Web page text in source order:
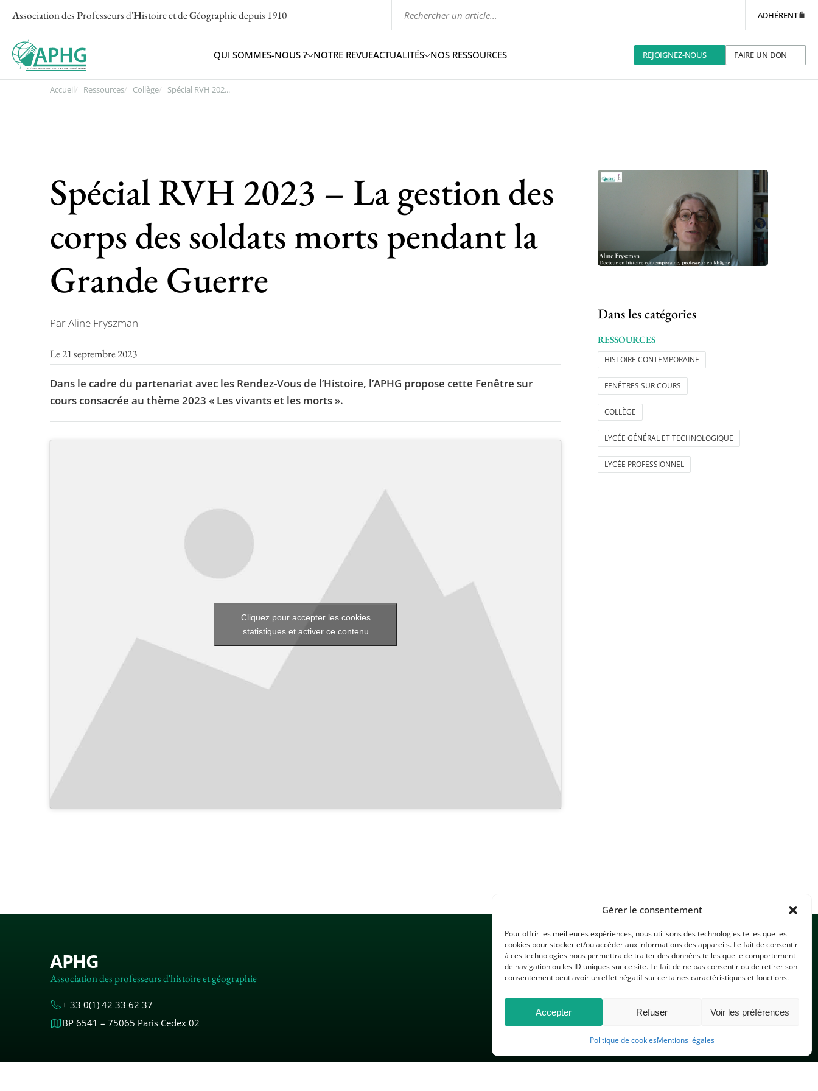
Gérer le consentement
Pour offrir les meilleures expériences, nous utilisons des technologies telles que les
cookies pour stocker et/ou accéder aux informations des appareils. Le fait de consentir
à ces technologies nous permettra de traiter des données telles que le comportement
de navigation ou les ID uniques sur ce site. Le fait de ne pas consentir ou de retirer son
consentement peut avoir un effet négatif sur certaines caractéristiques et fonctions.
Accepter Refuser Voir les préférences
Politique de cookiesMentions légales
Association desProfesseurs d'Histoire et deGéographiedepuis 1910 ADHÉRENT
QUI SOMMES-NOUS ? NOTRE REVUEACTUALITÉS NOS RESSOURCES REJOIGNEZ-NOUS FAIRE UN DON
Accueil Ressources Collège Spécial RVH 202...
Spécial RVH 2023 – La gestion des
corps des soldats morts pendant la
Grande Guerre
Par Aline Fryszman
Le 21 septembre 2023
Dans le cadre du partenariat avec les Rendez-Vous de l’Histoire, l’APHG propose cette Fenêtre sur
cours consacrée au thème 2023 « Les vivants et les morts ».
Cliquez pour accepter les cookies
statistiques et activer ce contenu
Dans les catégories
RESSOURCES
HISTOIRE CONTEMPORAINE
FENÊTRES SUR COURS
COLLÈGE
LYCÉE GÉNÉRAL ET TECHNOLOGIQUE
LYCÉE PROFESSIONNEL
APHG
Association des professeurs d'histoire et géographie
+ 33 0(1) 42 33 62 37
BP 6541 – 75065 Paris Cedex 02